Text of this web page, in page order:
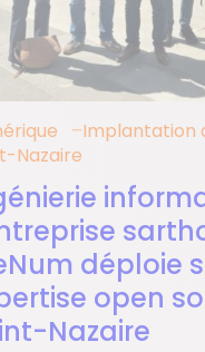
Implantation
Nazaire
déploie
open
Nazaire